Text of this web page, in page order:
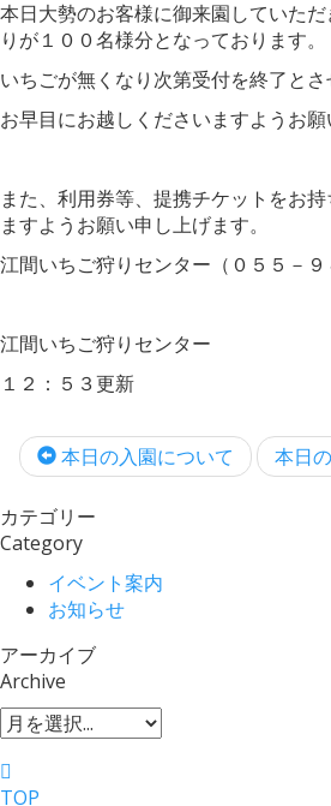
本日大勢のお客様に御来園していた
りが１００名様分となっております。
いちごが無くなり次第受付を終了とさ
お早目にお越しくださいますようお願
また、利用券等、提携チケットをお
ますようお願い申し上げます。
江間いちご狩りセンター（０５５－９
江間いちご狩りセンター
１２：５３更新
本日の入園について 本日
カテゴリー
Category
イベント案内
お知らせ
アーカイブ
Archive
TOP